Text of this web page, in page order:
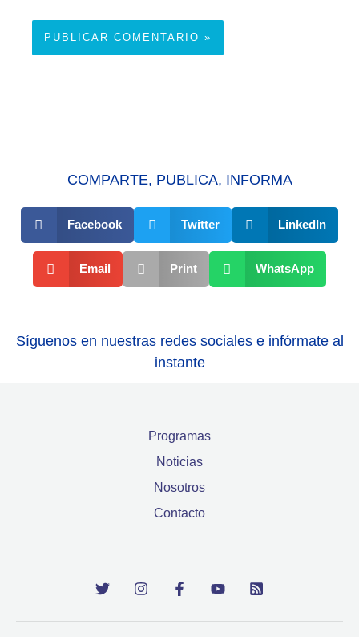
COMPARTE, PUBLICA, INFORMA
Facebook Twitter LinkedIn
Email Print WhatsApp
Síguenos en nuestras redes sociales e infórmate al
instante
Programas
Noticias
Nosotros
Contacto